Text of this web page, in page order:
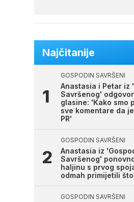
Najčitanije
GOSPODIN SAVRŠENI
Anastasia i Petar iz
Savršenog'
glasine: 'Kako smo
sve komentare da
PR'
GOSPODIN SAVRŠENI
Anastasia iz
Savršenog'
haljinu s prvog
odmah primijetili
GOSPODIN SAVRŠENI